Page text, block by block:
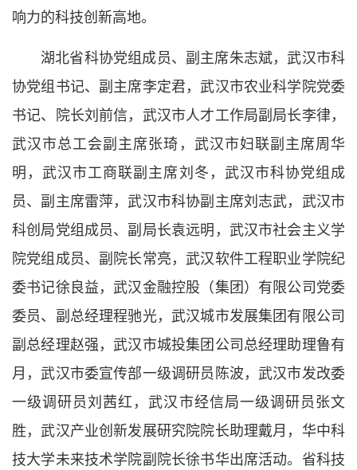
响力的科技创新高地。
湖北省科协党组成员、副主席朱志斌，武汉市科
协党组书记、副主席李定君，武汉市农业科学院党委
书记、院长刘前信，武汉市人才工作局副局长李律，
武汉市总工会副主席张琦，武汉市妇联副主席周华
明，武汉市工商联副主席刘冬，武汉市科协党组成
员、副主席雷萍，武汉市科协副主席刘志武，武汉市
科创局党组成员、副局长袁远明，武汉市社会主义学
院党组成员、副院长常亮，武汉软件工程职业学院纪
委书记徐良益，武汉金融控股（集团）有限公司党委
委员、副总经理程驰光，武汉城市发展集团有限公司
副总经理赵强，武汉市城投集团公司总经理助理鲁有
月，武汉市委宣传部一级调研员陈波，武汉市发改委
一级调研员刘茜红，武汉市经信局一级调研员张文
胜，武汉产业创新发展研究院院长助理戴月，华中科
技大学未来技术学院副院长徐书华出席活动。省科技